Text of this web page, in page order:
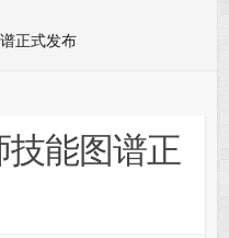
正式发布
能图谱正